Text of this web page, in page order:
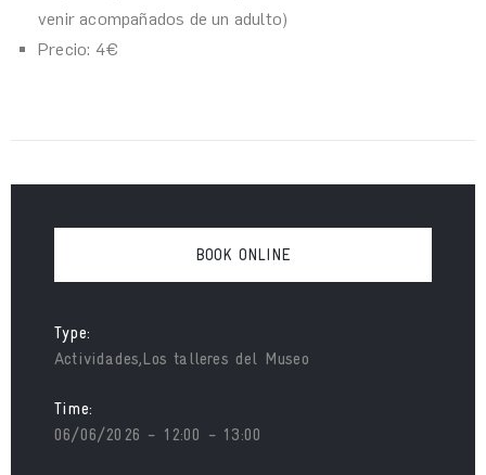
venir acompañados de un adulto)
Precio: 4€
BOOK ONLINE
Type:
Actividades,Los talleres del Museo
Time:
06/06/2026 - 12:00 - 13:00